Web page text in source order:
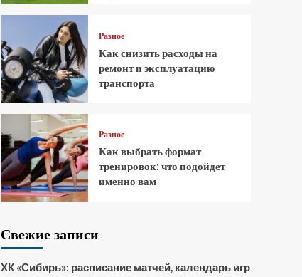
Разное
Как снизить расходы на
ремонт и эксплуатацию
транспорта
Разное
Как выбрать формат
тренировок: что подойдет
именно вам
Свежие записи
ХК «Сибирь»: расписание матчей, календарь игр